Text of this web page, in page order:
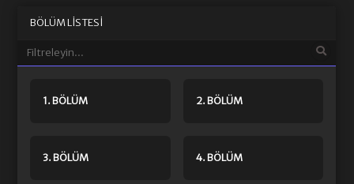
BÖLÜM LISTESI
1. BÖLÜM 2. BÖLÜM
3. BÖLÜM 4. BÖLÜM